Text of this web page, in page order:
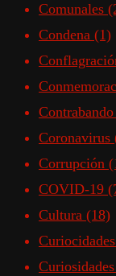
Comunales
Condena (1)
Contrabando
Coronavirus
Corrupción
COVID-19
Cultura (18)
Curiocidades
Curiosidades